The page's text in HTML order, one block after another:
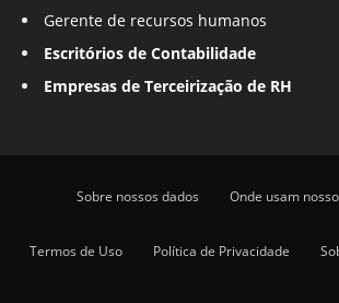
Gerente de recursos humanos
Escritórios de Contabilidade
Empresas de Terceirização de RH
Sobre nossos dados Onde usam
Termos de Uso Política de Privacidade